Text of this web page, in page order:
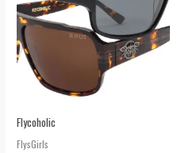
Flycoholic
FlysGirls